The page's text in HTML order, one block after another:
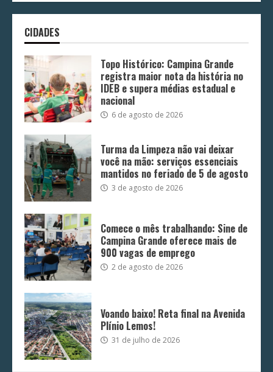
CIDADES
Topo Histórico: Campina Grande
registra maior nota da história no
IDEB e supera médias estadual e
nacional
6 de agosto de 2026
Turma da Limpeza não vai deixar
você na mão: serviços essenciais
mantidos no feriado de 5 de agosto
3 de agosto de 2026
Comece o mês trabalhando: Sine de
Campina Grande oferece mais de
900 vagas de emprego
2 de agosto de 2026
Voando baixo! Reta final na Avenida
Plínio Lemos!
31 de julho de 2026